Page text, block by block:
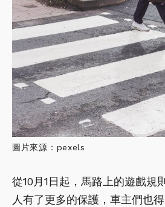
圖片來源：pexels
從10月1日起，馬路上的遊戲規
人有了更多的保護，車主們也